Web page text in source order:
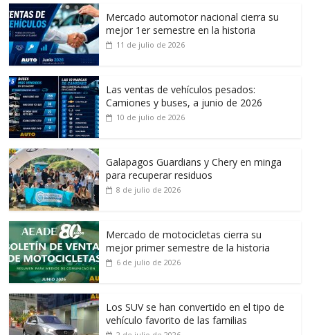
Mercado automotor nacional cierra su
mejor 1er semestre en la historia
11 de julio de 2026
Las ventas de vehículos pesados:
Camiones y buses, a junio de 2026
10 de julio de 2026
Galapagos Guardians y Chery en minga
para recuperar residuos
8 de julio de 2026
Mercado de motocicletas cierra su
mejor primer semestre de la historia
6 de julio de 2026
Los SUV se han convertido en el tipo de
vehículo favorito de las familias